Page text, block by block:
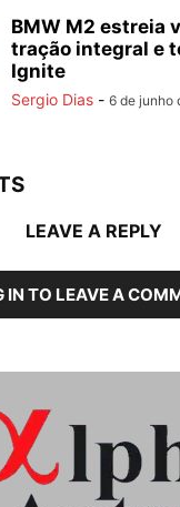
BMW M2 estreia
tração integral e
Ignite
Sergio Dias - 6 de junho
LEAVE A REPLY
IN TO LEAVE A